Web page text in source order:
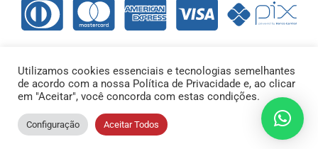
Direitos Reservados © 2012-2022 Laboratório de Análises Apolo
Ltda – 00.421.604/0001-01 |
Responsável Técnico – Dr. Flavio Reis de Abreu CRFMG14317
Utilizamos cookies essenciais e tecnologias semelhantes
de acordo com a nossa Política de Privacidade e, ao clicar
em "Aceitar", você concorda com estas condições.
Configuração Aceitar Todos